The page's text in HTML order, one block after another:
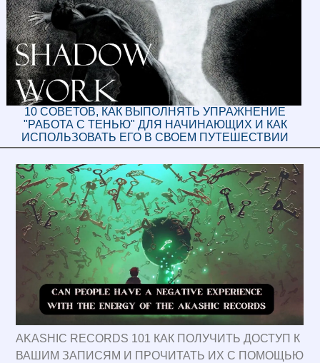
10 СОВЕТОВ, КАК ВЫПОЛНЯТЬ УПРАЖНЕНИЕ
"РАБОТА С ТЕНЬЮ" ДЛЯ НАЧИНАЮЩИХ И КАК
ИСПОЛЬЗОВАТЬ ЕГО В СВОЕМ ПУТЕШЕСТВИИ
AKASHIC RECORDS 101 КАК ПОЛУЧИТЬ ДОСТУП К
ВАШИМ ЗАПИСЯМ И ПРОЧИТАТЬ ИХ С ПОМОЩЬЮ